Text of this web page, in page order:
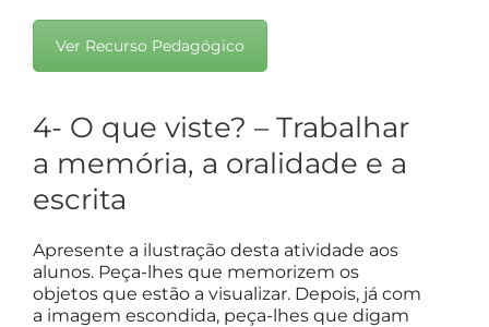
Ver Recurso Pedagógico
4- O que viste? – Trabalhar
a memória, a oralidade e a
escrita
Apresente a ilustração desta atividade aos
alunos. Peça-lhes que memorizem os
objetos que estão a visualizar. Depois, já com
a imagem escondida, peça-lhes que digam